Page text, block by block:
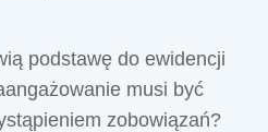
podstawę do ewidencji
musi być
zobowiązań?